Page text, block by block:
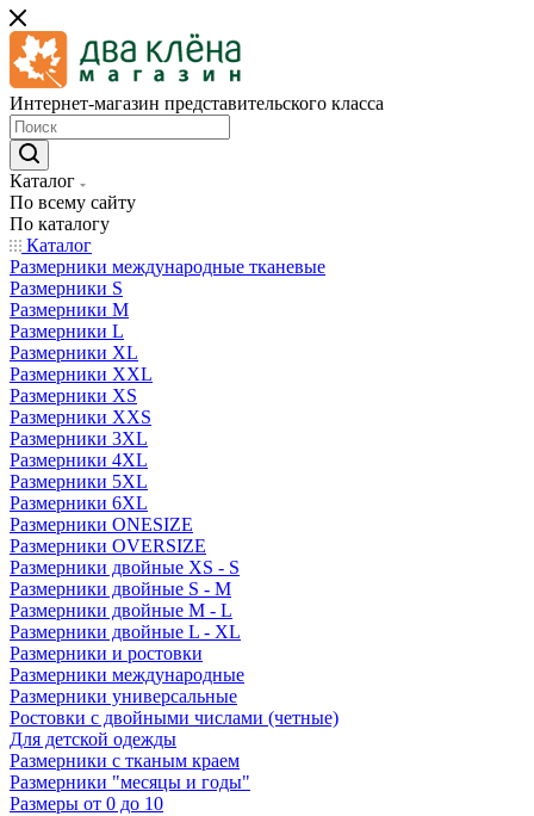
Интернет-магазин представительского класса
Каталог
По всему сайту
По каталогу
Каталог
Размерники международные тканевые
Размерники S
Размерники M
Размерники L
Размерники XL
Размерники XXL
Размерники XS
Размерники XXS
Размерники 3XL
Размерники 4XL
Размерники 5XL
Размерники 6XL
Размерники ONESIZE
Размерники OVERSIZE
Размерники двойные XS - S
Размерники двойные S - M
Размерники двойные M - L
Размерники двойные L - XL
Размерники и ростовки
Размерники международные
Размерники универсальные
Ростовки с двойными числами (четные)
Для детской одежды
Размерники с тканым краем
Размерники "месяцы и годы"
Размеры от 0 до 10